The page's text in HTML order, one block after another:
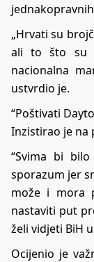
„Hrvati su
ali to što su
nacionalna
ustvrdio je.
“Poštivati
Inzistirao je na
“Svima bi
sporazum jer
može i mora
nastaviti put
želi vidjeti BiH
Ocijenio je